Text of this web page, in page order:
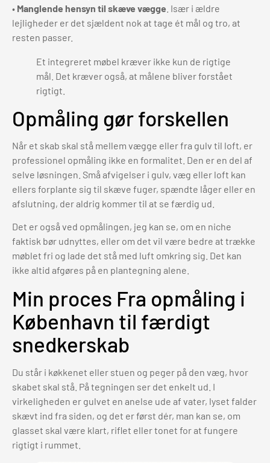
• Manglende hensyn til skæve vægge . Især i ældre
lejligheder er det sjældent nok at tage ét mål og tro, at
resten passer.
Et integreret møbel kræver ikke kun de rigtige
mål. Det kræver også, at målene bliver forstået
rigtigt.
Opmåling gør forskellen
Når et skab skal stå mellem vægge eller fra gulv til loft, er
professionel opmåling ikke en formalitet. Den er en del af
selve løsningen. Små afvigelser i gulv, væg eller loft kan
ellers forplante sig til skæve fuger, spændte låger eller en
afslutning, der aldrig kommer til at se færdig ud.
Det er også ved opmålingen, jeg kan se, om en niche
faktisk bør udnyttes, eller om det vil være bedre at trække
møblet fri og lade det stå med luft omkring sig. Det kan
ikke altid afgøres på en plantegning alene.
Min proces Fra opmåling i
København til færdigt
snedkerskab
Du står i køkkenet eller stuen og peger på den væg, hvor
skabet skal stå. På tegningen ser det enkelt ud. I
virkeligheden er gulvet en anelse ude af vater, lyset falder
skævt ind fra siden, og det er først dér, man kan se, om
glasset skal være klart, riflet eller tonet for at fungere
rigtigt i rummet.